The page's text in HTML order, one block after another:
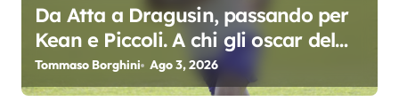
a
r
Da Atta a Dragusin, passando per
Kean e Piccoli. A chi gli oscar del
precampionato?
Tommaso Borghini Ago 3, 2026